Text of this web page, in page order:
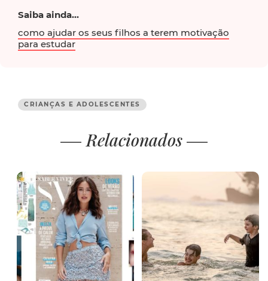
Saiba ainda...
como ajudar os seus filhos a terem motivação
para estudar
CRIANÇAS E ADOLESCENTES
Relacionados